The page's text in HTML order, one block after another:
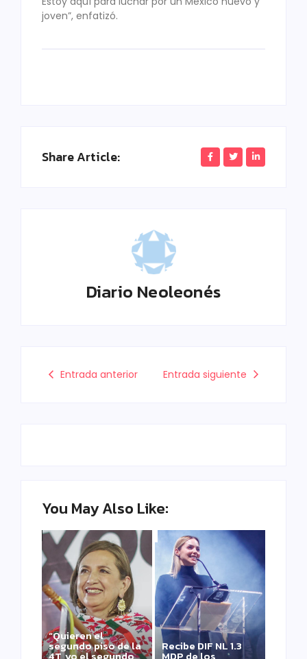
joven”, enfatizó.
Share Article:
Diario Neoleonés
Entrada anterior Entrada siguiente
You May Also Like:
“Quieren el
segundo piso de la Recibe DIF NL 1.3